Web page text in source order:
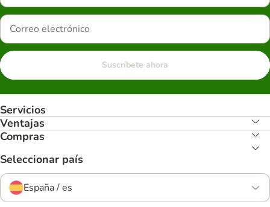
Suscríbete ahora
Servicios
Ventajas
Compras
Seleccionar país
España / es